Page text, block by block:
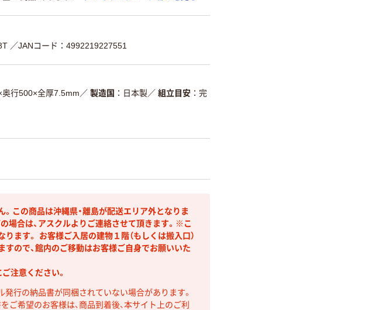
／JANコード：4992219227551
奥行500×全厚7.5mm ／ 製造国 日本製／ 組立目安
完
この商品は沖縄県・離島が配送エリア外となりま
場合は、アスクルよりご連絡させて頂きます。※こ
ます。 お客様ご入居の建物１階（もしくは搬入口）
すので、館内のご移動はお客様ご自身でお願いいた
注意ください。
発行の納品書が同梱されていない場合があります。
ご希望のお客様は、商品到着後、本サイト上のご利